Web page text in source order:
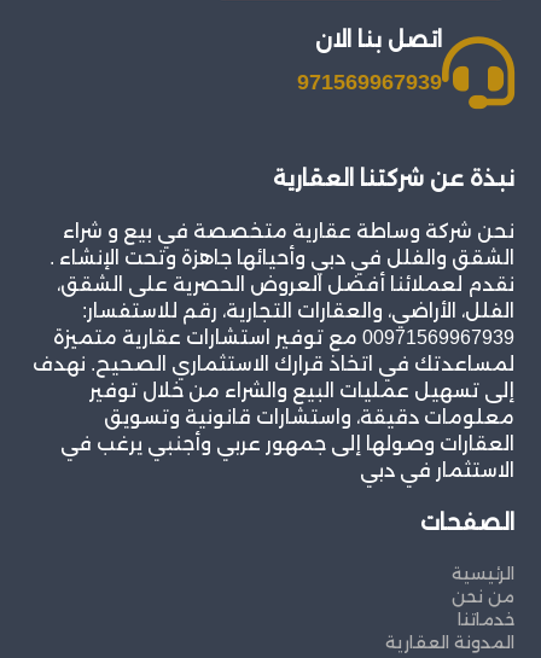
اتصل بنا الان
971569967939
نبذة عن شركتنا العقارية
نحن شركة وساطة عقارية متخصصة في بيع و شراء
الشقق والفلل في دبي وأحيائها جاهزة وتحت الإنشاء .
نقدم لعملائنا أفضل العروض الحصرية على الشقق،
الفلل، الأراضي، والعقارات التجارية، رقم للاستفسار:
00971569967939 مع توفير استشارات عقارية متميزة
لمساعدتك في اتخاذ قرارك الاستثماري الصحيح. نهدف
إلى تسهيل عمليات البيع والشراء من خلال توفير
معلومات دقيقة، واستشارات قانونية وتسويق
العقارات وصولها إلى جمهور عربي وأجنبي يرغب في
الاستثمار في دبي
الصفحات
الرئيسية
من نحن
خدماتنا
المدونة العقارية